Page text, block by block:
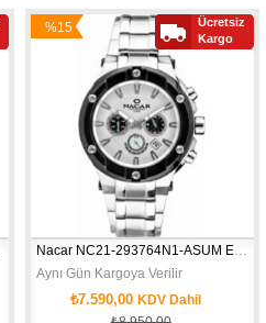
Aynı Gün Kargoya Verilir
₺7.590,00 KDV Dahil
%15
Ücretsiz
Kargo